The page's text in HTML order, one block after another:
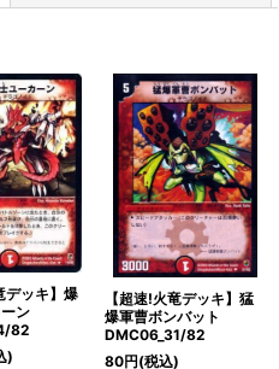
込む
デッキ】爆
ン
82
)
【超速!火竜デッキ】猛
爆軍曹ボンバット
DMC06_31/82
80円(税込)